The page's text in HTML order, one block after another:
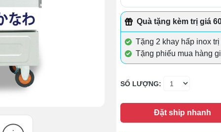
Quà tặng kèm trị giá
Tặng 2 khay hấp inox
Tặng phiếu mua hàng
SỐ LƯỢNG:
Đặt ship nhanh